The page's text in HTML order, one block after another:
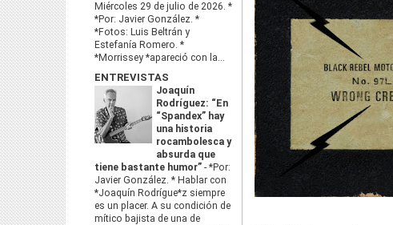
Miércoles 29 de julio de 2026. *
*Por: Javier González. *
*Fotos: Luis Beltrán y
Estefanía Romero. *
*Morrissey *apareció con la...
ENTREVISTAS
Joaquín
Rodríguez: “En
“Spandex” hay
una historia
rocambolesca y
absurda que
tiene bastante humor” -*Por:
Javier González. * Hablar con
*Joaquín Rodrígue*z siempre
es un placer. A su condición de
mítico bajista de una de